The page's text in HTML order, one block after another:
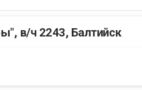
в/ч 2243, Балтийск